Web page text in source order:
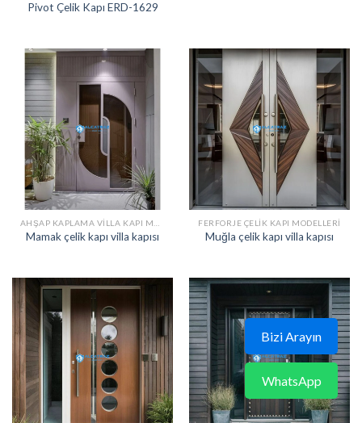
Pivot Çelik Kapı ERD-1629
Mamak çelik kapı villa kapısı
FERFORJE ÇELIK KAPI MODELLERI
Muğla çelik kapı villa kapısı
Bizi Arayın
WhatsApp